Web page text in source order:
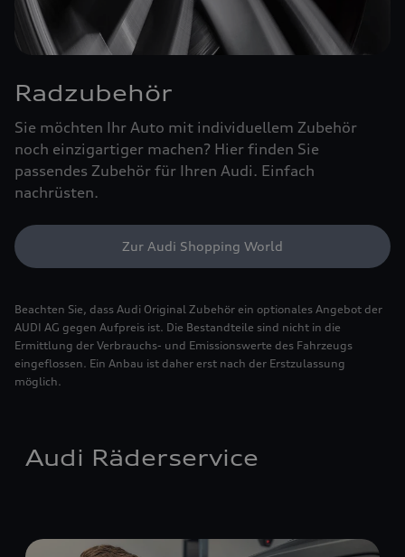
Radzubehör
Sie möchten Ihr Auto mit individuellem Zubehör
noch einzigartiger machen? Hier finden Sie
passendes Zubehör für Ihren Audi. Einfach
nachrüsten.
Zur Audi Shopping World
Beachten Sie, dass Audi Original Zubehör ein optionales Angebot der
AUDI AG gegen Aufpreis ist. Die Bestandteile sind nicht in die
Ermittlung der Verbrauchs- und Emissionswerte des Fahrzeugs
eingeflossen. Ein Anbau ist daher erst nach der Erstzulassung
möglich.
Audi Räderservice